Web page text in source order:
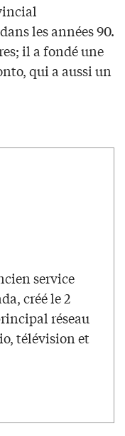
les années 90.
il a fondé une
qui a aussi un
service
créé le 2
réseau
télévision et